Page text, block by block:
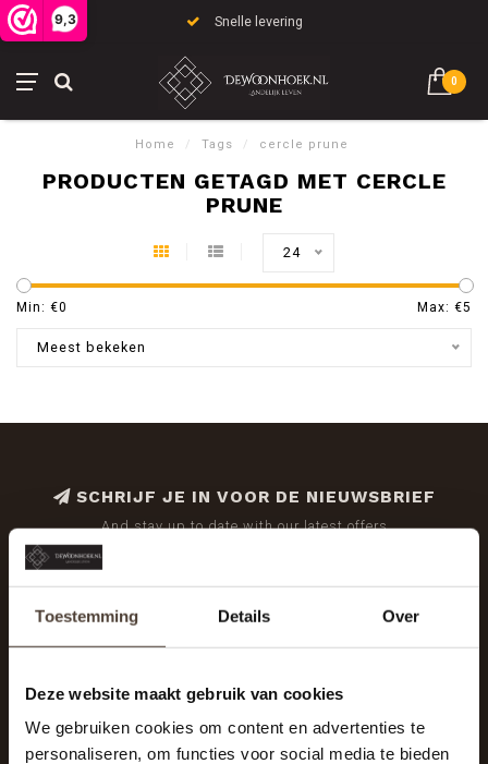
Toestemming Details Over
Deze website maakt gebruik van cookies
We gebruiken cookies om content en advertenties te
personaliseren, om functies voor social media te bieden
9,3 Snelle levering
0
Home / Tags / cercle prune
PRODUCTEN GETAGD MET CERCLE
PRUNE
24
Min: €0 Max: €5
Meest bekeken
SCHRIJF JE IN VOOR DE NIEUWSBRIEF
And stay up to date with our latest offers